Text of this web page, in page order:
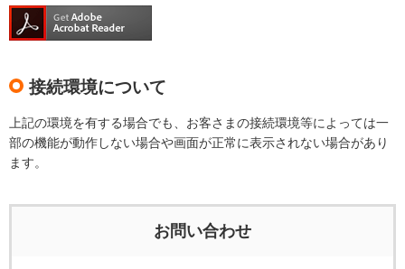
接続環境について
上記の環境を有する場合でも、お客さまの接続環境等によっては一
部の機能が動作しない場合や画面が正常に表示されない場合があり
ます。
お問い合わせ